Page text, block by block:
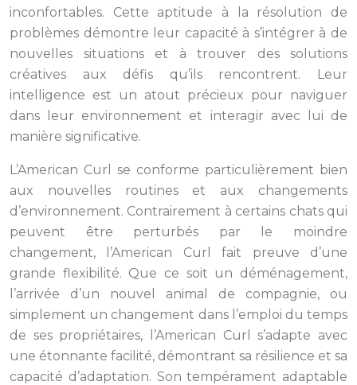
inconfortables. Cette aptitude à la résolution de
problèmes démontre leur capacité à s’intégrer à de
nouvelles situations et à trouver des solutions
créatives aux défis qu’ils rencontrent. Leur
intelligence est un atout précieux pour naviguer
dans leur environnement et interagir avec lui de
manière significative.
L’American Curl se conforme particulièrement bien
aux nouvelles routines et aux changements
d’environnement. Contrairement à certains chats qui
peuvent être perturbés par le moindre
changement, l’American Curl fait preuve d’une
grande flexibilité. Que ce soit un déménagement,
l’arrivée d’un nouvel animal de compagnie, ou
simplement un changement dans l’emploi du temps
de ses propriétaires, l’American Curl s’adapte avec
une étonnante facilité, démontrant sa résilience et sa
capacité d’adaptation. Son tempérament adaptable